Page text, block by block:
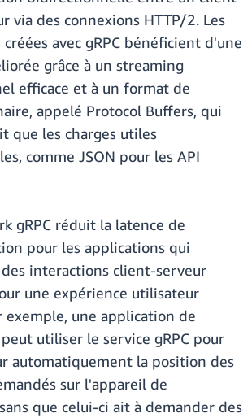
via des connexions HTTP/2. Les
avec gRPC bénéficient d'une
grâce à un streaming
efficace et à un format de
appelé Protocol Buffers, qui
que les charges utiles
comme JSON pour les API
gRPC réduit la latence de
pour les applications qui
interactions client-serveur
une expérience utilisateur
exemple, une application de
utiliser le service gRPC pour
automatiquement la position des
sur l'appareil de
que celui-ci ait à demander des